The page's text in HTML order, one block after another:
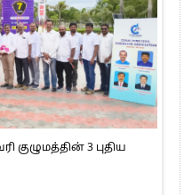
3 புதிய